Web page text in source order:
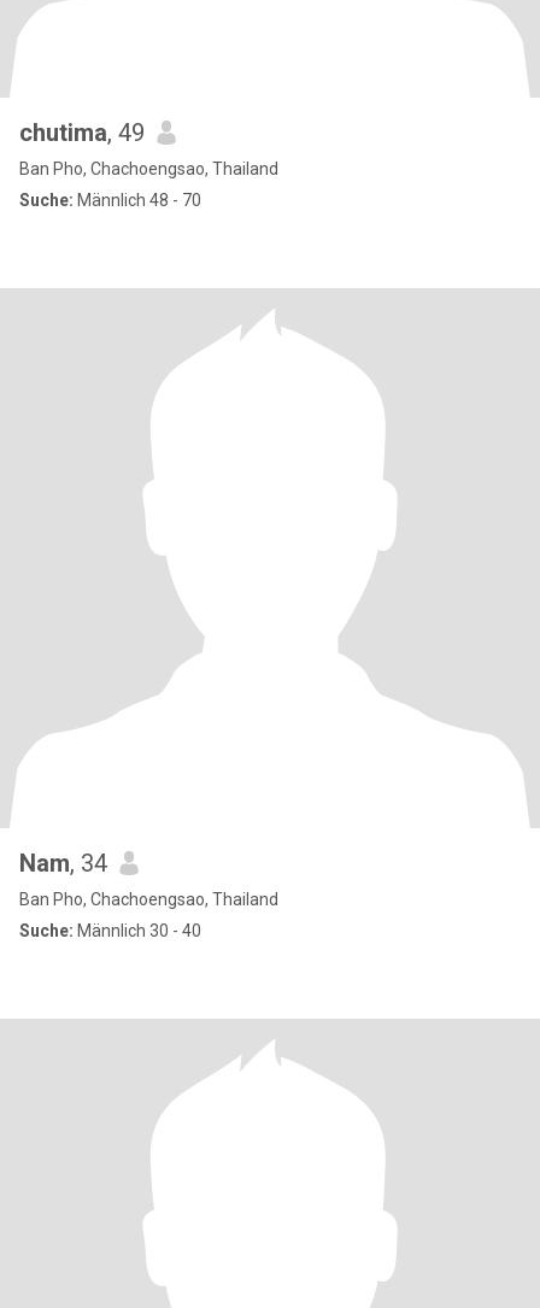
chutima, 49
Ban Pho, Chachoengsao, Thailand
Suche: Männlich 48 - 70
Nam, 34
Ban Pho, Chachoengsao, Thailand
Suche: Männlich 30 - 40